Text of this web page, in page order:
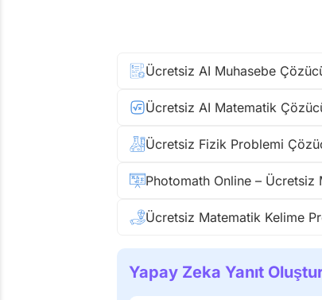
Ücretsiz Fizik Problemi
Yapay Zeka Yanıt